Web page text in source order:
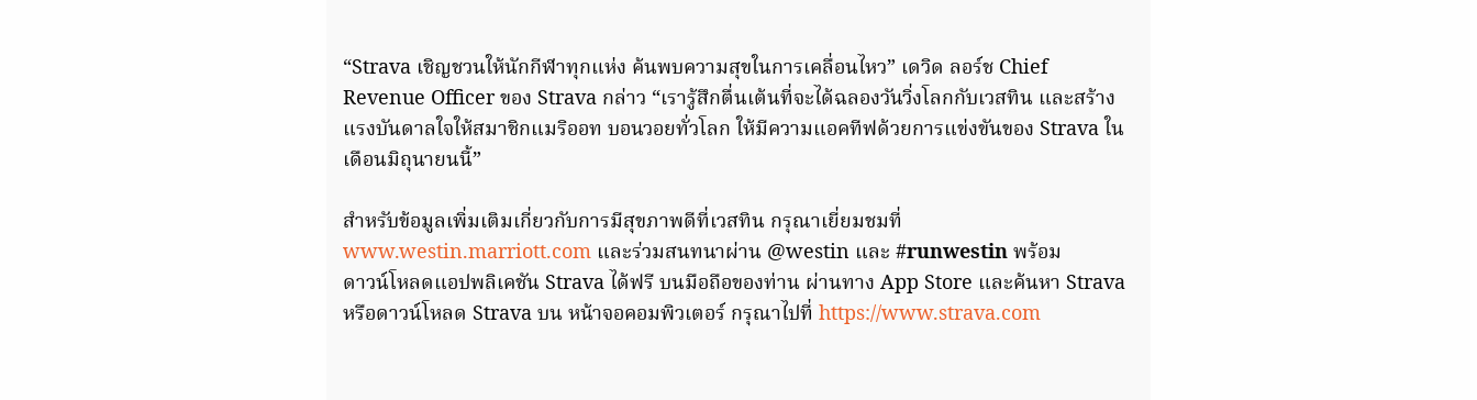
“Strava เชิญชวนให้นักกีฬาทุกแห่ง ค้นพบความสุขในการเคลื่อนไหว” เดวิด ลอร์ช Chief
Revenue Officer ของ Strava กล่าว “เรารู้สึกตื่นเต้นที่จะได้ฉลองวันวิ่งโลกกับเวสทิน และสร้าง
แรงบันดาลใจให้สมาชิกแมริออท บอนวอยทั่วโลก ให้มีความแอคทีฟด้วยการแข่งขันของ Strava ใน
เดือนมิถุนายนนี้”
สำหรับข้อมูลเพิ่มเติมเกี่ยวกับการมีสุขภาพดีที่เวสทิน กรุณาเยี่ยมชมที่
www.westin.marriott.com และร่วมสนทนาผ่าน @westin และ #runwestinพร้อม
ดาวน์โหลดแอปพลิเคชัน Strava ได้ฟรี บนมือถือของท่าน ผ่านทาง App Store และค้นหา Strava
หรือดาวน์โหลด Strava บน หน้าจอคอมพิวเตอร์ กรุณาไปที่ https://www.strava.com